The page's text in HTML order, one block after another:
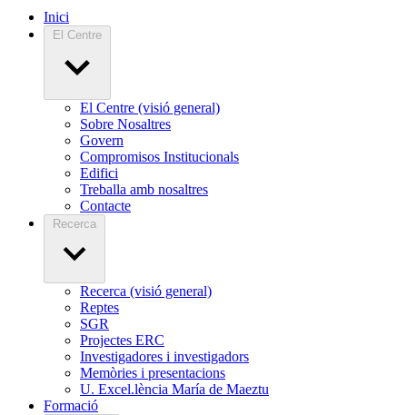
Inici
El Centre
El Centre (visió general)
Sobre Nosaltres
Govern
Compromisos Institucionals
Edifici
Treballa amb nosaltres
Contacte
Recerca
Recerca (visió general)
Reptes
SGR
Projectes ERC
Investigadores i investigadors
Memòries i presentacions
U. Excel.lència María de Maeztu
Formació